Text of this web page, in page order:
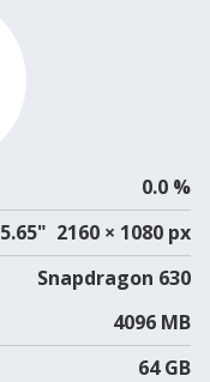
0.0 %
5.65" 2160 × 1080 px
Snapdragon 630
4096 MB
64 GB